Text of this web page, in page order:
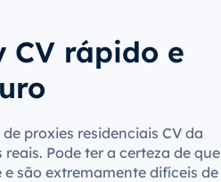
CV rápido e
proxies residenciais CV da
Pode ter a certeza de que
são extremamente difíceis de